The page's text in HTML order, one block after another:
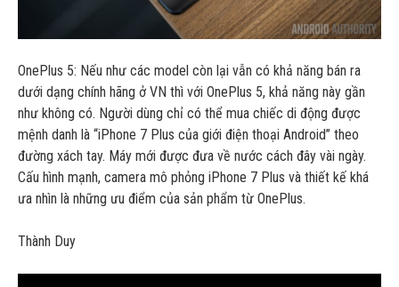
OnePlus 5: Nếu như các model còn lại vẫn có khả năng bán ra
dưới dạng chính hãng ở VN thì với OnePlus 5, khả năng này gần
như không có. Người dùng chỉ có thể mua chiếc di động được
mệnh danh là “iPhone 7 Plus của giới điện thoại Android” theo
đường xách tay. Máy mới được đưa về nước cách đây vài ngày.
Cấu hình mạnh, camera mô phỏng iPhone 7 Plus và thiết kế khá
ưa nhìn là những ưu điểm của sản phẩm từ OnePlus.
Thành Duy